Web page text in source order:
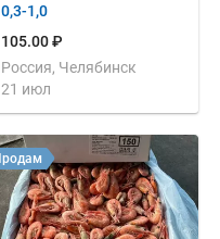
0,3-1,0
105.00 ₽
Россия, Челябинск
21 июл